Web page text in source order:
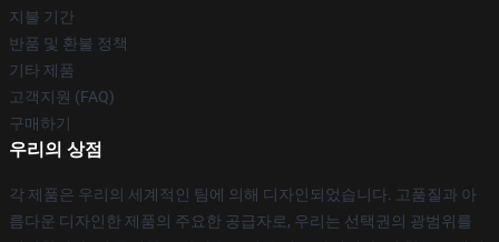
지불 기간
반품 및 환불 정책
기타 제품
고객지원 (FAQ)
구매하기
우리의 상점
각 제품은 우리의 세계적인 팀에 의해 디자인되었습니다. 고품질과 아
름다운 디자인한 제품의 주요한 공급자로, 우리는 선택권의 광범위를